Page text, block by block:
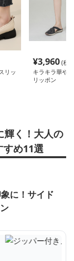
リッ
¥3,960(税
キラキラ華や
リッポン
輝く！大人の
すめ11選
に！サイド